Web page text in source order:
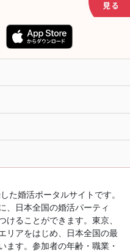
た婚活ポータルサイトです。
、日本全国の婚活パーティ
ることができます。東京、
リアをはじめ、日本全国の最
ます。参加者の年齢・職業・